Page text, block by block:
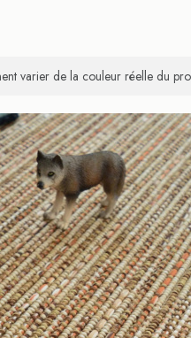
varier de la couleur réelle du